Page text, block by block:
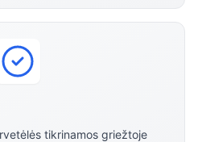
tikrinamos griežtoje